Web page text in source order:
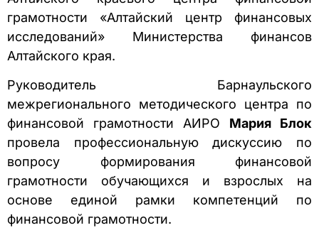
грамотности «Алтайский центр финансовых
исследований» Министерства финансов
Алтайского края.
Руководитель Барнаульского
межрегионального методического центра по
финансовой грамотности АИРО Мария Блок
провела профессиональную дискуссию по
вопросу формирования финансовой
грамотности обучающихся и взрослых на
основе единой рамки компетенций по
финансовой грамотности.